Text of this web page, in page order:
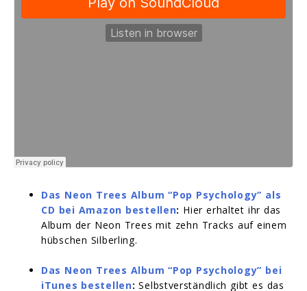
Das Neon Trees Album “Pop Psychology” als
CD bei Amazon bestellen: Hier erhaltet ihr das
Album der Neon Trees mit zehn Tracks auf einem
hübschen Silberling.
Das Neon Trees Album “Pop Psychology” bei
iTunes bestellen: Selbstverständlich gibt es das